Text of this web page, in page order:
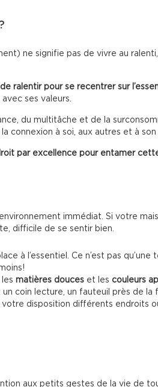
ne signifie pas de vivre au
ralentir pour se recentrer sur
ses valeurs.
du multitâche et de la
connexion à soi, aux autres et à
par excellence pour entamer
immédiat. Si votre
difficile de se sentir bien.
à l’essentiel. Ce n’est pas qu’une
les matières douces et les couleurs
un coin lecture, un fauteuil près de la
votre disposition différents endroits
aux petits gestes de la vie de